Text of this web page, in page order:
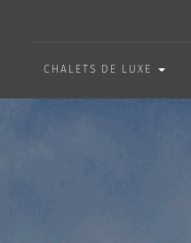
CHALETS DE LUXE